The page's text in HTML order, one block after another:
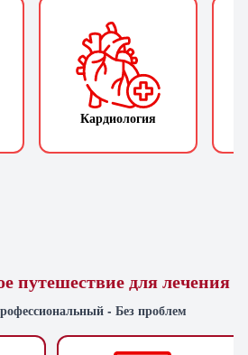
Кардиология
путешествие для лечения
- Без проблем